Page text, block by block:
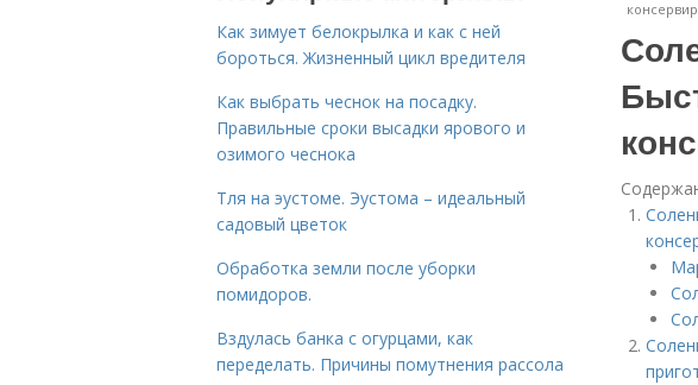
Как зимует белокрылка и как с ней
бороться. Жизненный цикл вредителя
Как выбрать чеснок на посадку.
Правильные сроки высадки ярового и
озимого чеснока
Тля на эустоме. Эустома – идеальный
садовый цветок
Обработка земли после уборки
помидоров.
Вздулась банка с огурцами, как
переделать. Причины помутнения рассола